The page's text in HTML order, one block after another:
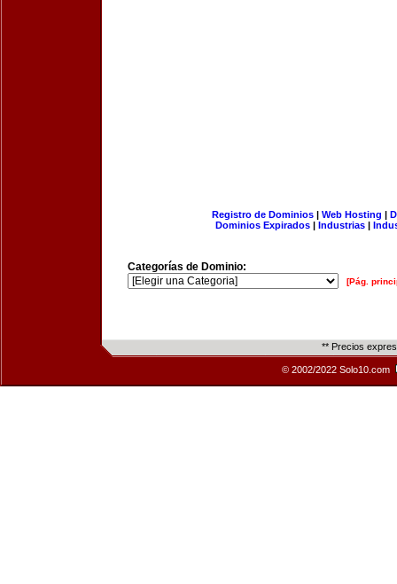
Registro de Dominios| Web Hosting |
Dominios Expirados | Industrias |
Categorías de Dominio:
[Pág.
** Precios
© 2002/2022 Solo10.com